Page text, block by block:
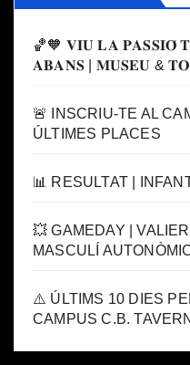
🏀🧡 𝐕𝐈𝐔 𝐋𝐀
𝐀𝐁𝐀𝐍𝐒 | 𝐌𝐔𝐒𝐄𝐔 &
🚨 INSCRIU-TE AL
ÚLTIMES PLACES
📊 RESULTAT |
💥 GAMEDAY |
MASCULÍ
⚠️ ÚLTIMS 10 DIES
CAMPUS C.B.